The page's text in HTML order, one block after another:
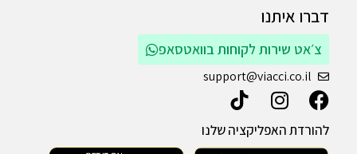
דברו איתנו
צ׳אט שירות לקוחות בוואטסאפ
support@viacci.co.il
להורדת האפליקציה שלנו